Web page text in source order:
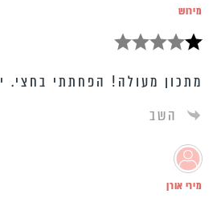
מירוש
מתכון מעולה! הפחתתי בחצי. יצאו לי
השב
מירי אורן